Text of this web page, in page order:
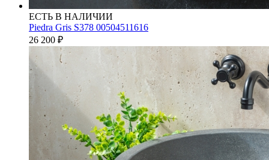
ЕСТЬ В НАЛИЧИИ
Piedra Gris S378 00504511616
26 200 ₽